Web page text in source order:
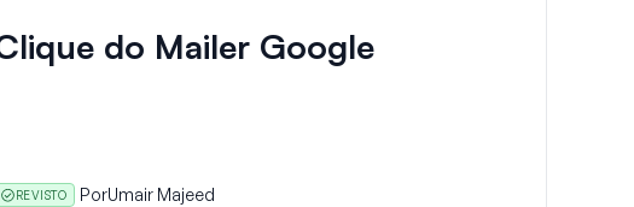
do Mailer Google
REVISTO PorUmair Majeed